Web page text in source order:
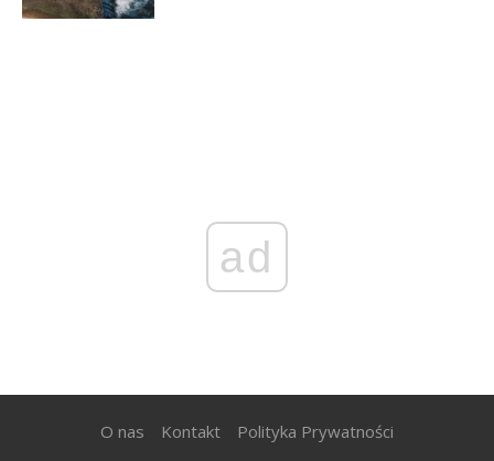
ad
O nas Kontakt Polityka Prywatności